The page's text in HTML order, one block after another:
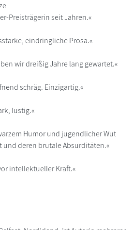
Preisträgerin seit Jahren.«
eindringliche Prosa.«
wir dreißig Jahre lang gewartet.«
schräg. Einzigartig.«
lustig.«
Humor und jugendlicher Wut
und deren brutale Absurditäten.«
intellektueller Kraft.«